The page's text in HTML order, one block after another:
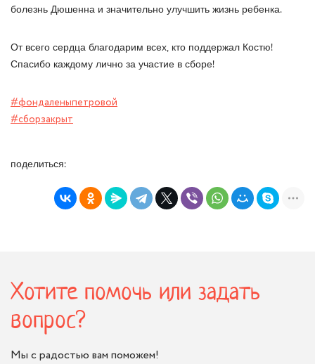
болезнь Дюшенна и значительно улучшить жизнь ребенка.
От всего сердца благодарим всех, кто поддержал Костю!
Спасибо каждому лично за участие в сборе!
#фондаленыпетровой
#сборзакрыт
поделиться:
Хотите помочь или задать
вопрос?
Мы с радостью вам поможем!